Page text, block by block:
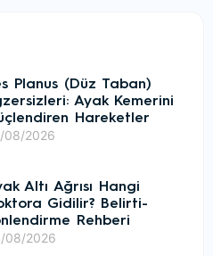
Planus (Düz Taban)
Ayak Kemerini
Hareketler
08/2026
Altı Ağrısı Hangi
Gidilir? Belirti-
Rehberi
08/2026